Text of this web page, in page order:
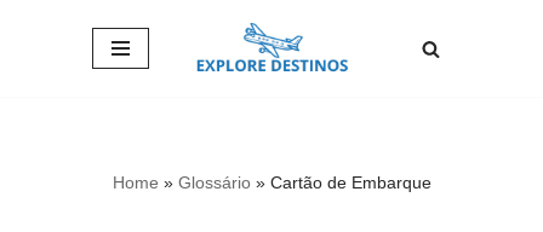
Home » Glossário» Cartão de Embarque